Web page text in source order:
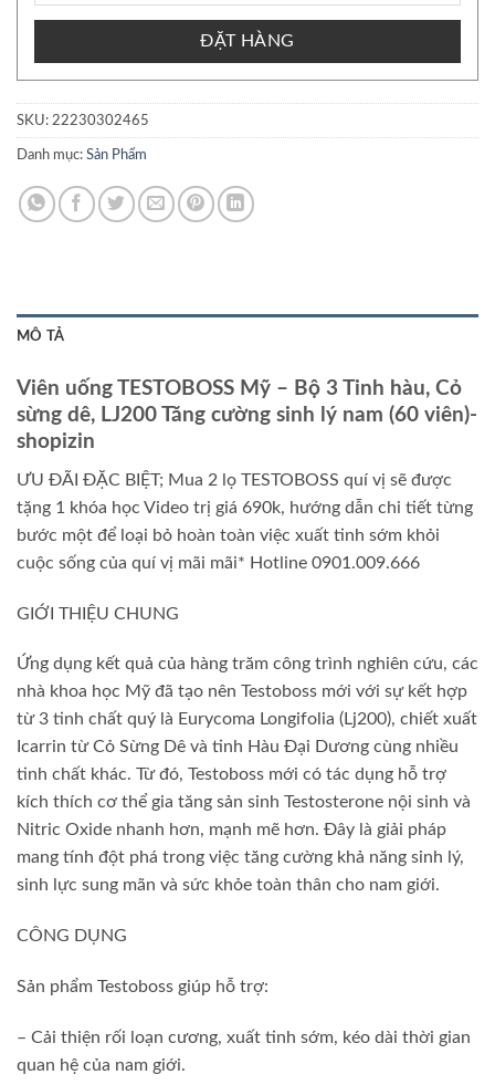
ĐẶT HÀNG
SKU: 22230302465
Danh mục: Sản Phẩm
MÔ TẢ
Viên uống TESTOBOSS Mỹ – Bộ 3 Tinh hàu, Cỏ
sừng dê, LJ200 Tăng cường sinh lý nam (60 viên)-
shopizin
ƯU ĐÃI ĐẶC BIỆT; Mua 2 lọ TESTOBOSS quí vị sẽ được
tặng 1 khóa học Video trị giá 690k, hướng dẫn chi tiết từng
bước một để loại bỏ hoàn toàn việc xuất tinh sớm khỏi
cuộc sống của quí vị mãi mãi* Hotline 0901.009.666
GIỚI THIỆU CHUNG
Ứng dụng kết quả của hàng trăm công trình nghiên cứu, các
nhà khoa học Mỹ đã tạo nên Testoboss mới với sự kết hợp
từ 3 tinh chất quý là Eurycoma Longifolia (Lj200), chiết xuất
Icarrin từ Cỏ Sừng Dê và tinh Hàu Đại Dương cùng nhiều
tinh chất khác. Từ đó, Testoboss mới có tác dụng hỗ trợ
kích thích cơ thể gia tăng sản sinh Testosterone nội sinh và
Nitric Oxide nhanh hơn, mạnh mẽ hơn. Đây là giải pháp
mang tính đột phá trong việc tăng cường khả năng sinh lý,
sinh lực sung mãn và sức khỏe toàn thân cho nam giới.
CÔNG DỤNG
Sản phẩm Testoboss giúp hỗ trợ:
– Cải thiện rối loạn cương, xuất tinh sớm, kéo dài thời gian
quan hệ của nam giới.